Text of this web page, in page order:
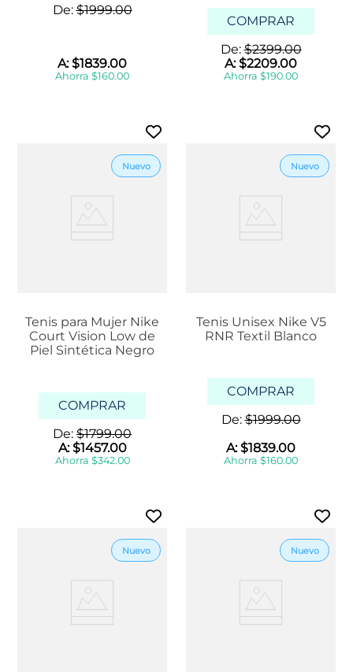
De:$1999.00
A:$1839.00
Ahorra $160.00
COMPRAR
De:$2399.00
A:$2209.00
Ahorra $190.00
Tenis para Mujer Nike
Court Vision Low de
Piel Sintética Negro
COMPRAR
De: $1799.00
A:$1457.00
Ahorra $342.00
Tenis Unisex Nike V5
RNR Textil Blanco
COMPRAR
De:$1999.00
A:$1839.00
Ahorra $160.00